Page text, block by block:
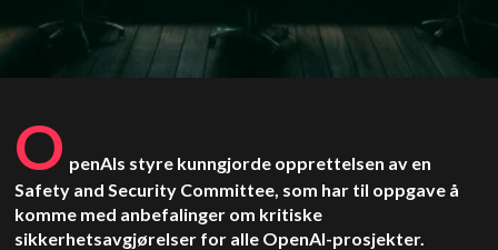
O penAIs styre kunngjorde opprettelsen av en
Safety and Security Committee, som har til oppgave å
komme med anbefalinger om kritiske
sikkerhetsavgjørelser for alle OpenAI-prosjekter.